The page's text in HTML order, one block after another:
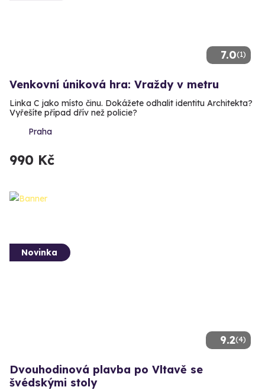
7.0(1)
Venkovní úniková hra: Vraždy v metru
Linka C jako místo činu. Dokážete odhalit identitu Architekta?
Vyřešíte případ dřív než policie?
Praha
990 Kč
9.2(4)
Novinka
Dvouhodinová plavba po Vltavě se
švédskými stoly